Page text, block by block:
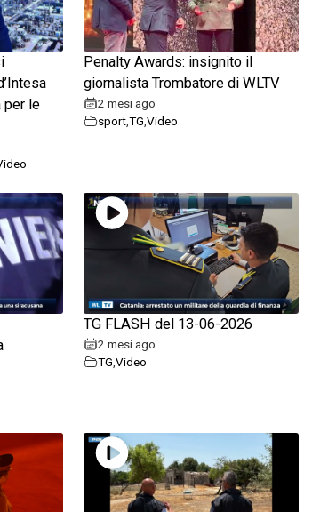
per le
Penalty Awards: insignito il
giornalista Trombatore di WLTV
2 mesi ago
sport,TG Video
TG FLASH del 13-06-2026
2 mesi ago
TG Video